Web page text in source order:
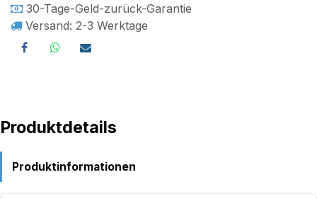
30-Tage-Geld-zurück-Garantie
Versand: 2-3 Werktage
Produktdetails
Produktinformationen